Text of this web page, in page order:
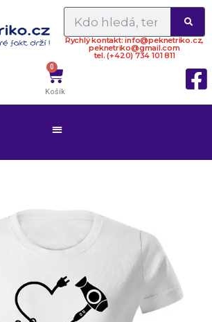
Rychlý kontakt: info@peknetriko.cz,
peknetriko@gmail.com
tel. (+420) 734 101 811
0
Košík